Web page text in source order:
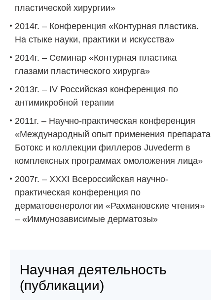
пластической хирургии»
2014г. – Конференция «Контурная пластика.
На стыке науки, практики и искусства»
2014г. – Семинар «Контурная пластика
глазами пластического хирурга»
2013г. – IV Российская конференция по
антимикробной терапии
2011г. – Научно-практическая конференция
«Международный опыт применения препарата
Ботокс и коллекции филлеров Juvederm в
комплексных программах омоложения лица»
2007г. – XXXI Всероссийская научно-
практическая конференция по
дерматовенерологии «Рахмановские чтения»
– «Иммунозависимые дерматозы»
Научная деятельность
(публикации)